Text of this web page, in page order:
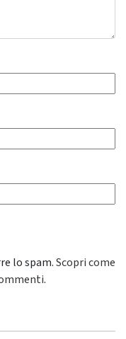
lo spam.Scopri come
.